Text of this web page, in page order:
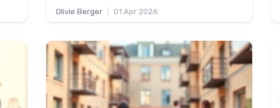
Olivie Berger 01 Apr 2026